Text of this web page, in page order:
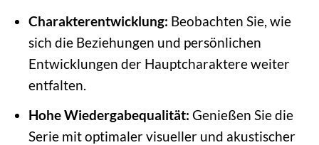
Charakterentwicklung: Beobachten Sie, wie
sich die Beziehungen und persönlichen
Entwicklungen der Hauptcharaktere weiter
entfalten.
Hohe Wiedergabequalität: Genießen Sie die
Serie mit optimaler visueller und akustischer